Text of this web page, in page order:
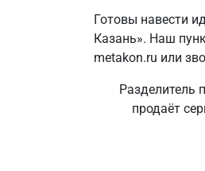
Готовы навести
Казань». Наш
metakon.ru или
Разделитель
продаёт